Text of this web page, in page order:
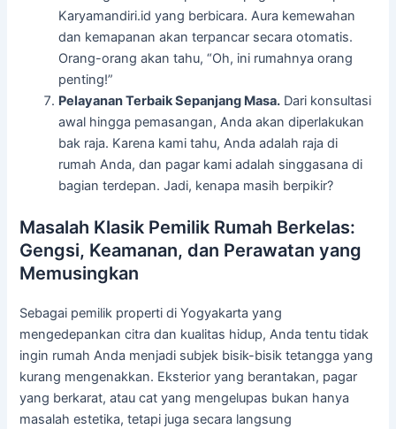
Karyamandiri.id yang berbicara. Aura kemewahan
dan kemapanan akan terpancar secara otomatis.
Orang-orang akan tahu, “Oh, ini rumahnya orang
penting!”
Pelayanan Terbaik Sepanjang Masa. Dari konsultasi
awal hingga pemasangan, Anda akan diperlakukan
bak raja. Karena kami tahu, Anda adalah raja di
rumah Anda, dan pagar kami adalah singgasana di
bagian terdepan. Jadi, kenapa masih berpikir?
Masalah Klasik Pemilik Rumah Berkelas:
Gengsi, Keamanan, dan Perawatan yang
Memusingkan
Sebagai pemilik properti di Yogyakarta yang
mengedepankan citra dan kualitas hidup, Anda tentu tidak
ingin rumah Anda menjadi subjek bisik-bisik tetangga yang
kurang mengenakkan. Eksterior yang berantakan, pagar
yang berkarat, atau cat yang mengelupas bukan hanya
masalah estetika, tetapi juga secara langsung